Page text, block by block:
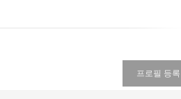
프로필 등록